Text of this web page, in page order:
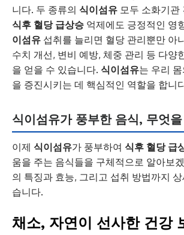
니다. 두 종류의 식이섬유 모두 소화기관
식후 혈당 급상승 억제에도 긍정적인 영
이섬유 섭취를 늘리면 혈당 관리뿐만 아
수치 개선, 변비 예방, 체중 관리 등 다양
을 얻을 수 있습니다. 식이섬유는 우리
을 증진시키는 데 핵심적인 역할을 합니
식이섬유가 풍부한 음식, 무엇
이제 식이섬유가 풍부하여 식후 혈당 급
움을 주는 음식들을 구체적으로 알아보
의 특징과 효능, 그리고 섭취 방법까지
습니다.
채소, 자연이 선사한 건강